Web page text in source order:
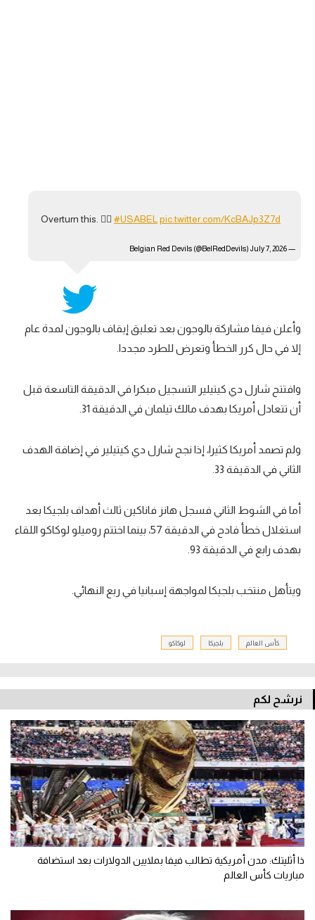
Overturn this. 🧏‍♂️ #USABELpic.twitter.com/KcBAJp3Z7d
— Belgian Red Devils (@BelRedDevils)
July 7, 2026
وأعلن فيفا مشاركة بالوجون بعد تعليق إيقاف بالوجون لمدة عام
إلا في حال كرر الخطأ وتعرض للطرد مجددا.
وافتتح شارل دي كيتيلير التسجيل مبكرا في الدقيقة التاسعة قبل
أن تتعادل أمريكا بهدف مالك تيلمان في الدقيقة 31.
ولم تصمد أمريكا كثيرا، إذا نجح شارل دي كيتيلير في إضافة الهدف
الثاني في الدقيقة 33.
أما في الشوط الثاني فسجل هانز فاناكين ثالث أهداف بلجيكا بعد
استغلال خطأ فادح في الدقيقة 57، بينما اختتم روميلو لوكاكو اللقاء
بهدف رابع في الدقيقة 93.
ويتأهل منتخب بلجيكا لمواجهة إسبانيا في ربع النهائي.
كأس العالم بلجيكا لوكاكو
نرشح لكم
ذا أثليتك: مدن أمريكية تطالب فيفا بملايين الدولارات بعد استضافة
مباريات كأس العالم